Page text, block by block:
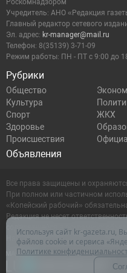
Рубрики
Общество
Культура
Спорт
ЖКХ
Здоровье
Происшествия
Объявления
Роскомнадзором
Учредитель: АНО «Редакция
Главный редактор сетевого
Эл. адрес: kr-manager@mail.ru
Телефон: 8(35139) 3-71-09
Режим работы: ПН - ПТ с 9:00 до
Все права защищены и
При полном или частичном
«Копейский рабочий»
Редакция не несет
содержащейся в рекламных
Настоящий ресурс может
Используя сайт kr-gazeta.ru,
файлов cookie и сервиса
Политике